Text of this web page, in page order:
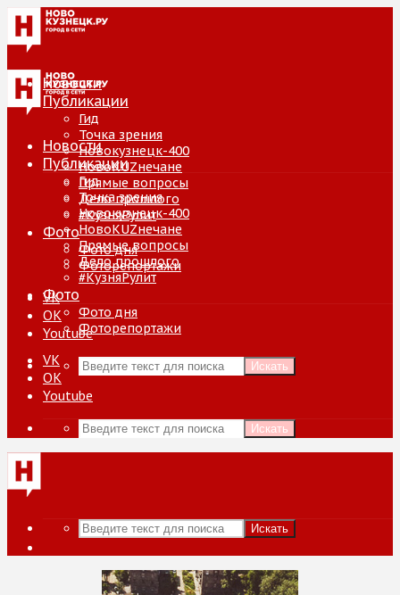
Новости
Публикации
Гид
Точка зрения
Новокузнецк-400
НовоKUZнечане
Прямые вопросы
Дело прошлого
#КузняРулит
Фото
Фото дня
Фоторепортажи
VK
ОК
Youtube
Искать
Новости
Публикации
Гид
Точка зрения
Новокузнецк-400
НовоKUZнечане
Прямые вопросы
Дело прошлого
#КузняРулит
Фото
Фото дня
Фоторепортажи
VK
ОК
Youtube
Искать
Искать